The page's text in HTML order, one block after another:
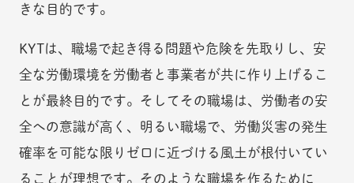
きな目的です。
KYTは、職場で起き得る問題や危険を先取りし、安
全な労働環境を労働者と事業者が共に作り上げるこ
とが最終目的です。そしてその職場は、労働者の安
全への意識が高く、明るい職場で、労働災害の発生
確率を可能な限りゼロに近づける風土が根付いてい
ることが理想です。そのような職場を作るために